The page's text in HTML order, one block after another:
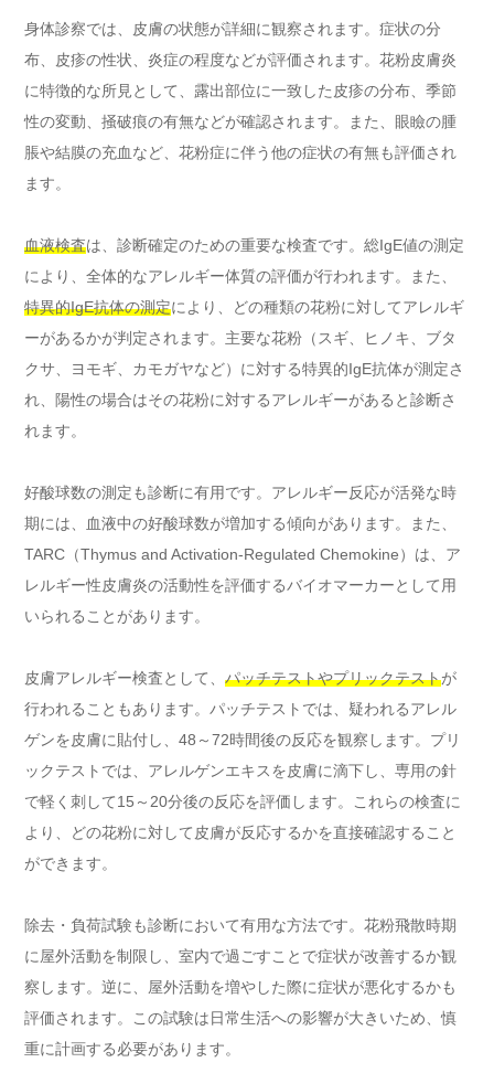
身体診察では、皮膚の状態が詳細に観察されます。症状の分
布、皮疹の性状、炎症の程度などが評価されます。花粉皮膚炎
に特徴的な所見として、露出部位に一致した皮疹の分布、季節
性の変動、掻破痕の有無などが確認されます。また、眼瞼の腫
脹や結膜の充血など、花粉症に伴う他の症状の有無も評価され
ます。
血液検査は、診断確定のための重要な検査です。総IgE値の測定
により、全体的なアレルギー体質の評価が行われます。また、
特異的IgE抗体の測定により、どの種類の花粉に対してアレルギ
ーがあるかが判定されます。主要な花粉（スギ、ヒノキ、ブタ
クサ、ヨモギ、カモガヤなど）に対する特異的IgE抗体が測定さ
れ、陽性の場合はその花粉に対するアレルギーがあると診断さ
れます。
好酸球数の測定も診断に有用です。アレルギー反応が活発な時
期には、血液中の好酸球数が増加する傾向があります。また、
TARC（Thymus and Activation-Regulated Chemokine）は、ア
レルギー性皮膚炎の活動性を評価するバイオマーカーとして用
いられることがあります。
皮膚アレルギー検査として、 パッチテストやプリックテストが
行われることもあります。パッチテストでは、疑われるアレル
ゲンを皮膚に貼付し、48～72時間後の反応を観察します。プリ
ックテストでは、アレルゲンエキスを皮膚に滴下し、専用の針
で軽く刺して15～20分後の反応を評価します。これらの検査に
より、どの花粉に対して皮膚が反応するかを直接確認すること
ができます。
除去・負荷試験も診断において有用な方法です。花粉飛散時期
に屋外活動を制限し、室内で過ごすことで症状が改善するか観
察します。逆に、屋外活動を増やした際に症状が悪化するかも
評価されます。この試験は日常生活への影響が大きいため、慎
重に計画する必要があります。